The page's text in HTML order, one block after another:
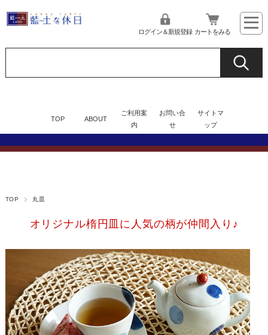
ログイン＆新規登録 カートをみる
TOP ABOUT
ご利用案
内
お問い合
せ
サイトマ
ップ
TOP 丸皿
オリジナル楕円皿に人気の柄が仲間入り♪